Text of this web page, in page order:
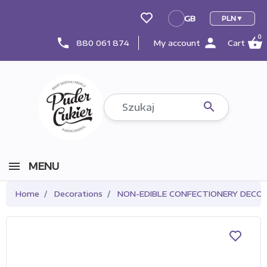
GB
GB PLN
phone 880 061 874 My account person Cart shopping_basket
0

MENU
Home Decorations NON-EDIBLE CONFECTIONERY